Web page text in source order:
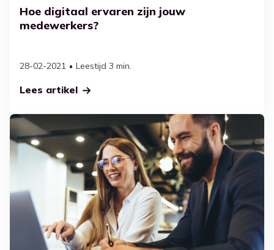
Hoe digitaal ervaren zijn jouw
medewerkers?
28-02-2021 Leestijd 3 min.
Lees artikel